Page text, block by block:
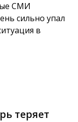
СМИ
сильно упал
в
теряет